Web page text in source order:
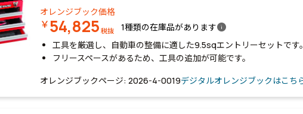
オレンジブック価格
￥54,825 税抜 1種類の在庫品がありますinfo
工具を厳選し、自動車の整備に適した9.5sqエントリーセットです。
フリースペースがあるため、工具の追加が可能です。
オレンジブックページ: 2026-4-0019デジタルオレンジブックはこち